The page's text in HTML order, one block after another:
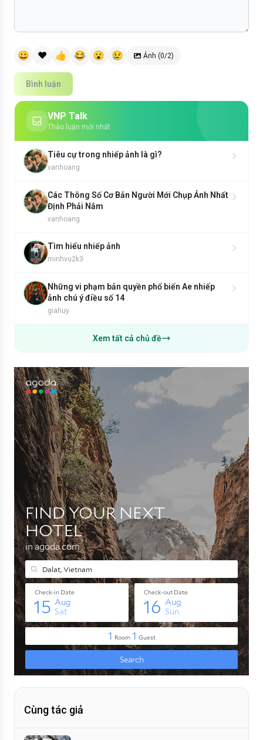
😀 ❤️ 👍 😂 😮 😢 Ảnh (0/2)
Bình luận
VNP Talk
Thảo luận mới nhất
Tiêu cự trong nhiếp ảnh là gì?
vanhoang
Các Thông Số Cơ Bản Người Mới Chụp Ảnh Nhất
Định Phải Nắm
vanhoang
Tìm hiểu nhiếp ảnh
minhvu2k3
Những vi phạm bản quyền phổ biến Ae nhiếp
ảnh chú ý điều số 14
giahuy
Xem tất cả chủ đề
Cùng tác giả